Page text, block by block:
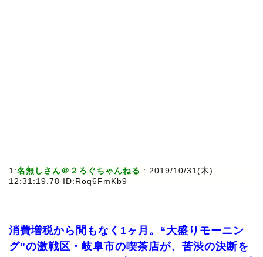
1:名無しさん＠２ろぐちゃんねる : 2019/10/31(木)
12:31:19.78 ID:Roq6FmKb9
消費増税から間もなく1ヶ月。“大盛りモーニン
グ”の激戦区・岐阜市の喫茶店が、苦渋の決断を